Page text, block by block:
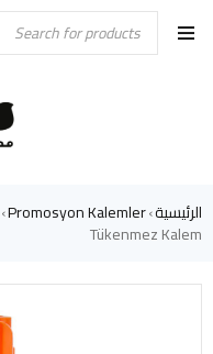
الرئيسية›
Promosyon Kalemler
›
Tükenmez Kalem